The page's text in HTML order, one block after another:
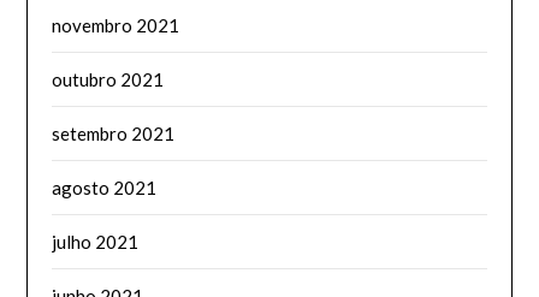
novembro 2021
outubro 2021
setembro 2021
agosto 2021
julho 2021